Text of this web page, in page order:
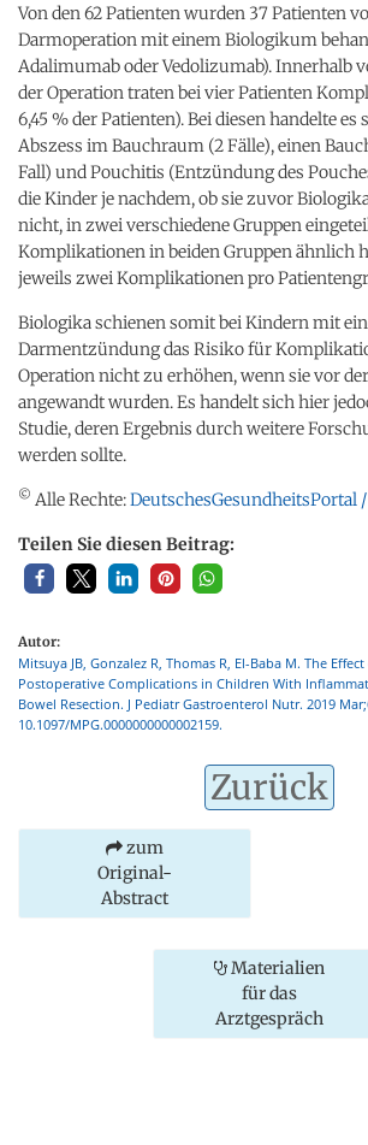
Von den 62 Patienten wurden 37 Patienten
Darmoperation mit einem Biologikum
Adalimumab oder Vedolizumab). Innerhalb
der Operation traten bei vier Patienten
6,45 % der Patienten). Bei diesen handelte
Abszess im Bauchraum (2 Fälle), einen
Fall) und Pouchitis (Entzündung des
die Kinder je nachdem, ob sie zuvor
nicht, in zwei verschiedene Gruppen
Komplikationen in beiden Gruppen ähnlich
jeweils zwei Komplikationen pro
Biologika schienen somit bei Kindern mit
Darmentzündung das Risiko für
Operation nicht zu erhöhen, wenn sie vor
angewandt wurden. Es handelt sich hier
Studie, deren Ergebnis durch weitere
werden sollte.
© Alle Rechte:DeutschesGesundheitsPortal
Teilen Sie diesen Beitrag:
Autor:
Mitsuya JB, Gonzalez R, Thomas R, El-Baba M. The
Postoperative Complications in Children With
Bowel Resection. J Pediatr Gastroenterol Nutr. 2019
10.1097/MPG.0000000000002159.
Zurück
zum
Original-
Abstract
Materialien
für das
Arztgespräch